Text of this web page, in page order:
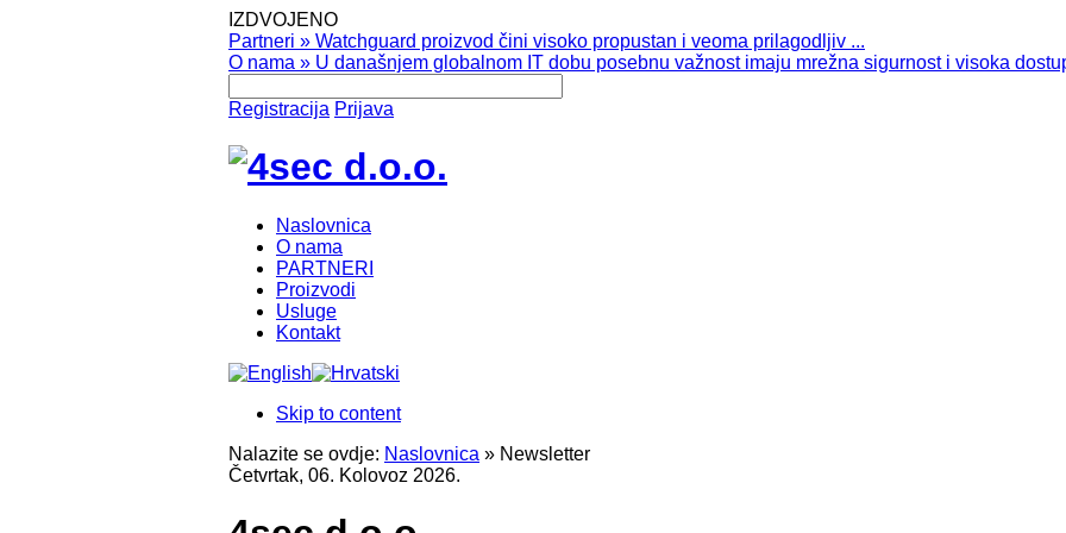
IZDVOJENO
Partneri » Watchguard proizvod čini visoko propustan i veoma prilagodljiv ...
O nama » U današnjem globalnom IT dobu posebnu važnost imaju mrežna sigurnost i visoka
Registracija Prijava
Naslovnica
O nama
PARTNERI
Proizvodi
Usluge
Kontakt
Skip to content
Nalazite se ovdje: Naslovnica » Newsletter
Četvrtak, 06. Kolovoz 2026.